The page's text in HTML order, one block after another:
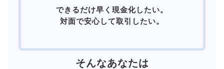
できるだけ早く現金化したい。
対面で安心して取引したい。
そんなあなたは